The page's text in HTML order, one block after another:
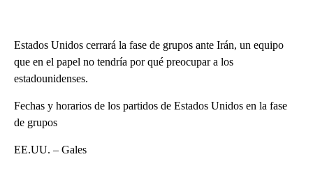
Estados Unidos cerrará la fase de grupos ante Irán, un equipo
que en el papel no tendría por qué preocupar a los
estadounidenses.
Fechas y horarios de los partidos de Estados Unidos en la fase
de grupos
EE.UU. – Gales